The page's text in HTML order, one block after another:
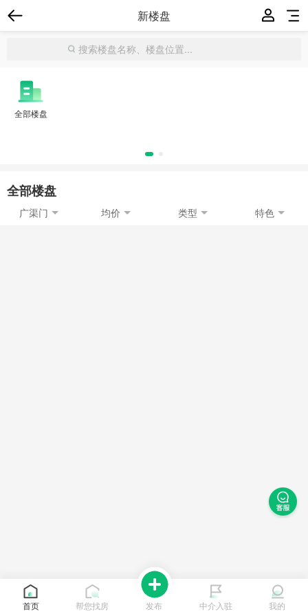
新楼盘
全部楼盘
全部楼盘
广渠门 均价 类型 特色
首页 帮您找房 发布 中介入驻 我的